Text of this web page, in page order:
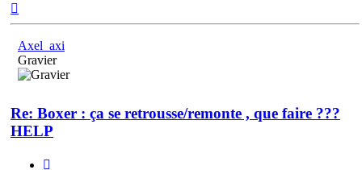
Axel_axi
Gravier
Re: Boxer : ça se retrousse/remonte , que faire ???
HELP